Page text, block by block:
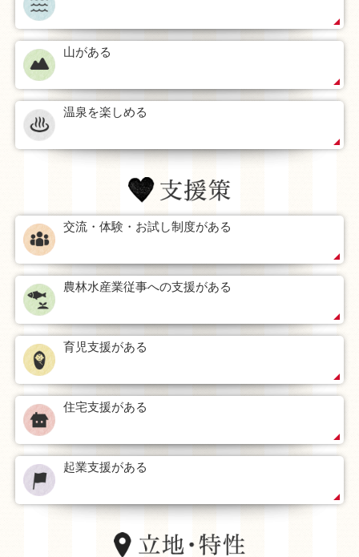
山がある
温泉を楽しめる
交流・体験・お試し制度がある
農林水産業従事への支援がある
育児支援がある
住宅支援がある
起業支援がある